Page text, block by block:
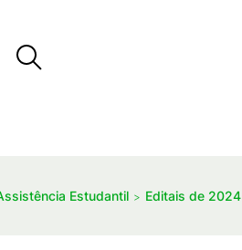
Estudantil Editais de 2024